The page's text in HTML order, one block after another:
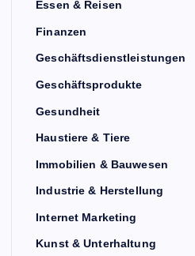
Essen & Reisen
Finanzen
Geschäftsdienstleistungen
Geschäftsprodukte
Gesundheit
Haustiere & Tiere
Immobilien & Bauwesen
Industrie & Herstellung
Internet Marketing
Kunst & Unterhaltung